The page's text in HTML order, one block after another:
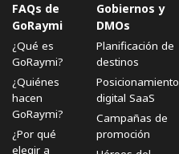
FAQs de
GoRaymi
¿Qué es
GoRaymi?
¿Quiénes
hacen
GoRaymi?
¿Por qué
elegir a
Gobiernos y
DMOs
Planificación de
destinos
Posicionamiento
digital SaaS
Campañas de
promoción